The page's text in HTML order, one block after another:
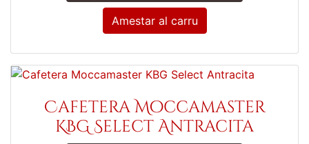
Amestar al carru
Cafetera Moccamaster
KBG Select Antracita